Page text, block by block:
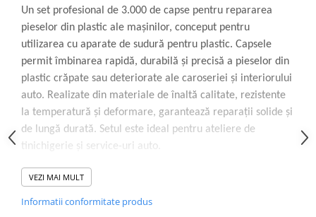
Lampi de ceata
Lampi Gabarit LED
Lampi gabarit auto si remorci
Lampi gabarit cu brat auto si
remorci
Lampi LED auto dedicate
Lampi numar Inmatriculare
Lampi Stop, Semnalizare & Triple
Lampi Fata cu Bec & Semnalizare
Lampi Fata LED & Semnalizare
Un set profesional de 3.000 de capse pentru repararea
pieselor din plastic ale mașinilor, conceput pentru
utilizarea cu aparate de sudură pentru plastic. Capsele
permit îmbinarea rapidă, durabilă și precisă a pieselor din
plastic crăpate sau deteriorate ale caroseriei și interiorului
auto. Realizate din materiale de înaltă calitate, rezistente
la temperatură și deformare, garantează reparații solide și
de lungă durată. Setul este ideal pentru ateliere de
tinichigerie și service-uri auto.
Specificații tehnice:
VEZI MAI MULT
Informatii conformitate produs